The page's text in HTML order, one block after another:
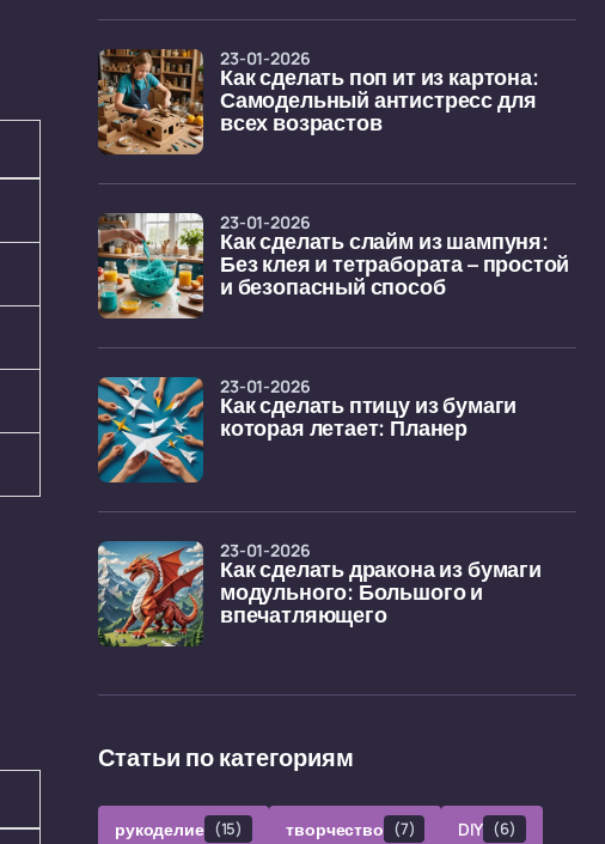
Как сделать поп ит из картона:
Самодельный антистресс для
всех возрастов
23-01-2026
Как сделать слайм из шампуня:
Без клея и тетрабората – простой
и безопасный способ
23-01-2026
Как сделать птицу из бумаги
которая летает: Планер
23-01-2026
Как сделать дракона из бумаги
модульного: Большого и
впечатляющего
23-01-2026
Статьи по категориям
рукоделие (15) творчество (7) DIY (6)